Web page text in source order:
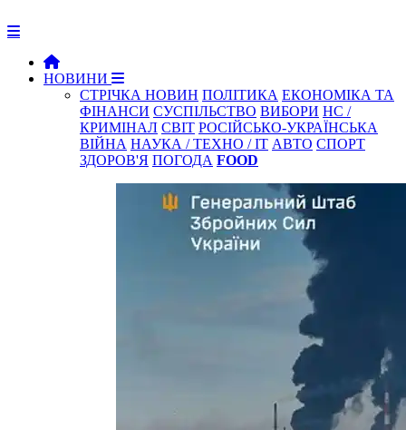
НОВИНИ
СТРІЧКА НОВИН ПОЛІТИКА ЕКОНОМІКА ТА
ФІНАНСИ СУСПІЛЬСТВО ВИБОРИ НС /
КРИМІНАЛ СВІТ РОСІЙСЬКО-УКРАЇНСЬКА
ВІЙНА НАУКА / ТЕХНО / IT АВТО СПОРТ
ЗДОРОВ'Я ПОГОДА FOOD